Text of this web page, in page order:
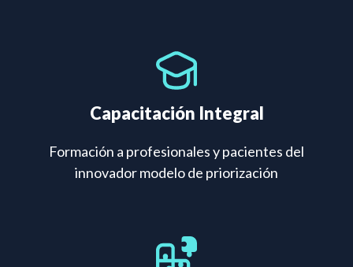
Capacitación Integral
Formación a profesionales y pacientes del
innovador modelo de priorización